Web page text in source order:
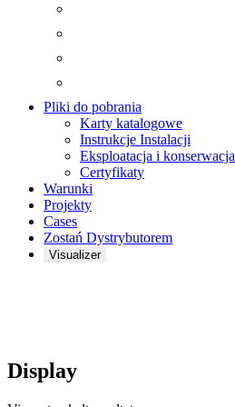
Pliki do pobrania
Karty katalogowe
Instrukcje Instalacji
Eksploatacja i konserwacja
Certyfikaty
Warunki
Projekty
Cases
Zostań Dystrybutorem
Visualizer
Display